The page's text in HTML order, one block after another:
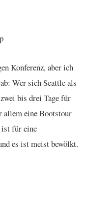
Konferenz, aber ich
Wer sich Seattle als
bis drei Tage für
allem eine Bootstour
ist für eine
es ist meist bewölkt.